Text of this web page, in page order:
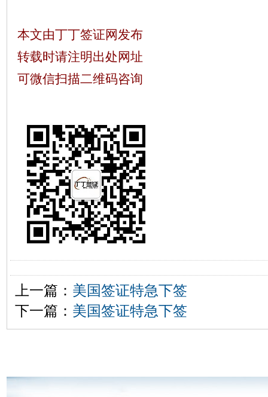
本文由丁丁签证网发布
转载时请注明出处网址
可微信扫描二维码咨询
上一篇： 美国签证特急下签
下一篇： 美国签证特急下签